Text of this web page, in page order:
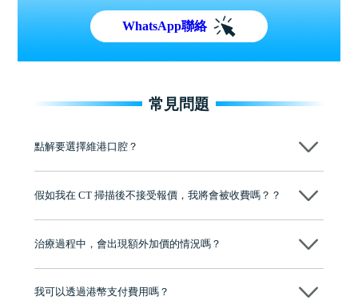
WhatsApp聯絡
常見問題
點解要選擇維港口腔？
牌」、「2025香港企業領袖品牌」，是諾貝爾種植系統全球放心植牙中
至今已服務超過三十個國家和地區的顧客，受到粵港澳大灣區及周邊城
有咨詢及服務保障中心，有任何問題都可以隨時預約免費咨詢，讓人十
假如我在 CT 掃描後不接受報價，我將會被收費嗎？？
治療過程中，會出現額外加價的情況嗎？
我可以透過港幣支付費用嗎？